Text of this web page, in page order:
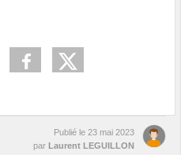
Publié le 23 mai 2023
par Laurent LEGUILLON